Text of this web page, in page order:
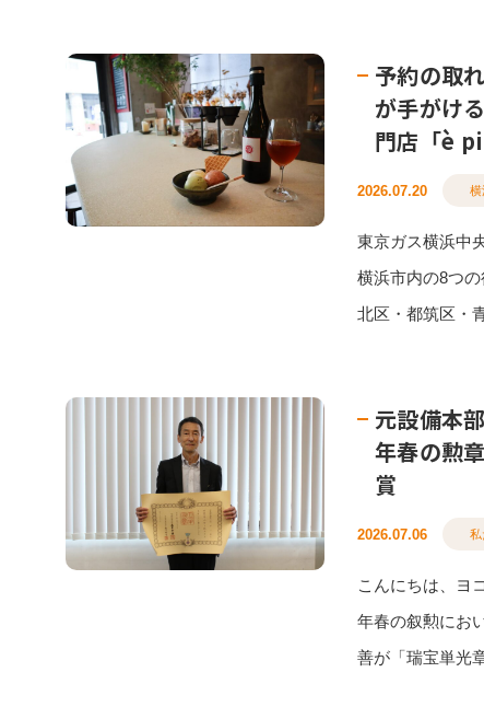
予約の取
が手がけ
門店「è
2026.07.20 横
東京ガス横浜中
横浜市内の8つ
北区・都筑区・
元設備本
年春の勲
賞
2026.07.06 私
こんにちは、ヨ
年春の叙勲にお
善が「瑞宝単光